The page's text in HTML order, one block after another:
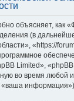
объясняет, как
(в
«https://
Limited»,
во время любой
«ваша